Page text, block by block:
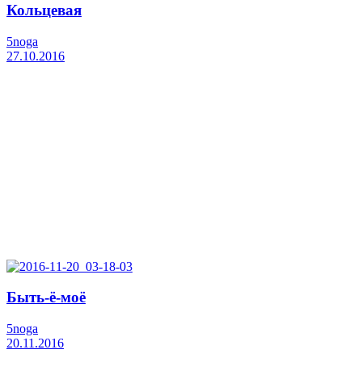
Кольцевая
5noga
27.10.2016
Быть-ё-моё
5noga
20.11.2016